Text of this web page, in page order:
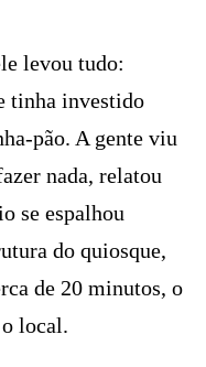
levou tudo:
tinha investido
pão. A gente viu
nada, relatou
se espalhou
do quiosque,
de 20 minutos, o
local.